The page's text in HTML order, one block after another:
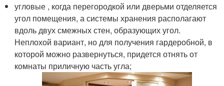
угловые , когда перегородкой или дверьми отделяется
угол помещения, а системы хранения располагают
вдоль двух смежных стен, образующих угол.
Неплохой вариант, но для получения гардеробной, в
которой можно развернуться, придется отнять от
комнаты приличную часть угла;